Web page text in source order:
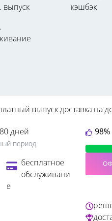
выпуск
кэшбэк
выпускдоставка на
дней
период
бесплатное
обслуживани
е
98%